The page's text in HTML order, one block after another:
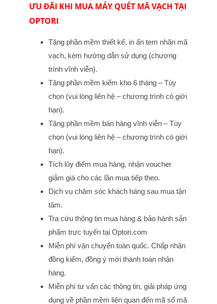
ƯU ĐÃI KHI MUA MÁY QUÉT MÃ VẠCH TẠI
OPTORI
Tặng phần mềm thiết kế, in ấn tem nhãn mã
vạch, kèm hướng dẫn sử dụng (chương
trình vĩnh viễn).
Tặng phần mềm kiểm kho 6 tháng – Tùy
chọn (vui lòng liên hệ – chương trình có giới
hạn).
Tặng phần mềm bán hàng vĩnh viễn – Tùy
chọn (vui lòng liên hệ – chương trình có giới
hạn).
Tích lũy điểm mua hàng, nhận voucher
giảm giá cho các lần mua tiếp theo.
Dịch vụ chăm sóc khách hàng sau mua tận
tâm.
Tra cứu thông tin mua hàng & bảo hành sản
phẩm trực tuyến tại Optori.com
Miễn phí vận chuyển toàn quốc. Chấp nhận
đồng kiểm, đồng ý mới thanh toán nhận
hàng.
Miễn phí tư vấn các thông tin, giải pháp ứng
dụng về phần mềm liên quan đến mã số mã